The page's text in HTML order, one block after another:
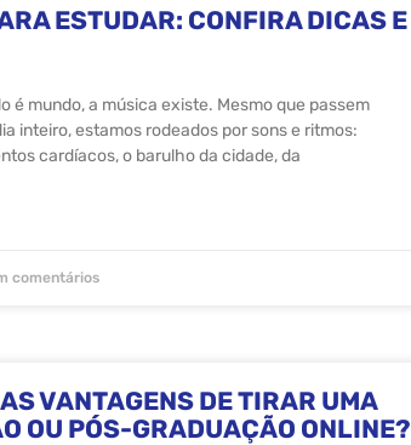
ESTUDAR: CONFIRA DICAS E
é mundo, a música existe. Mesmo que passem
inteiro, estamos rodeados por sons e ritmos:
cardíacos, o barulho da cidade, da
comentários
VANTAGENS DE TIRAR UMA
OU PÓS-GRADUAÇÃO ONLINE?